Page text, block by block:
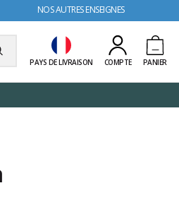
NOS AUTRES ENSEIGNES
PAYS DE LIVRAISON COMPTE PANIER